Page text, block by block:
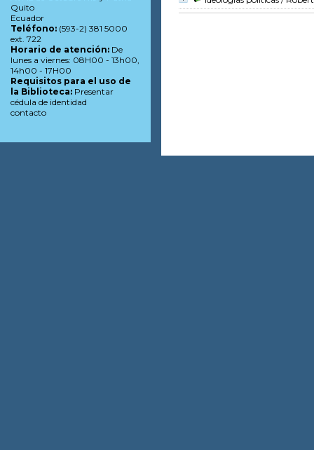
Quito
Ecuador
Teléfono: (593-2) 381 5000
ext. 722
Horario de atención: De
lunes a viernes: 08H00 - 13h00,
14h00 - 17H00
Requisitos para el uso de
la Biblioteca: Presentar
cédula de identidad
contacto